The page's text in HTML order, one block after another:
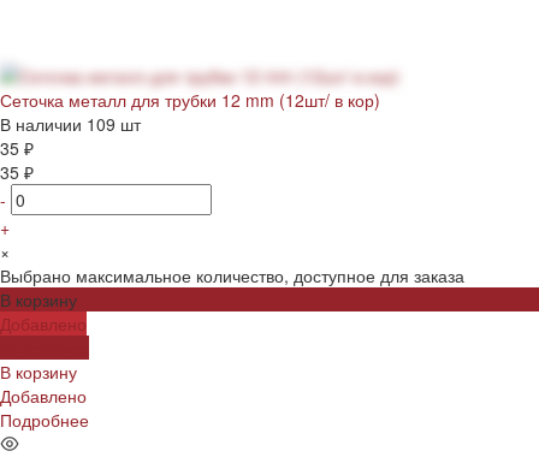
Сеточка металл для трубки 12 mm (12шт/ в кор)
В наличии 109 шт
35 ₽
35 ₽
-
+
×
Выбрано максимальное количество, доступное для заказа
В корзину
Добавлено
В корзину
Добавлено
Подробнее